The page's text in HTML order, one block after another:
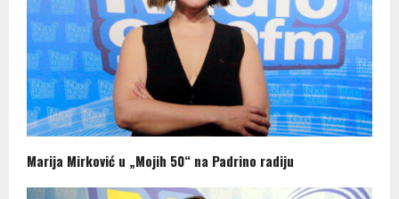
Marija Mirković u „Mojih 50“ na Padrino radiju